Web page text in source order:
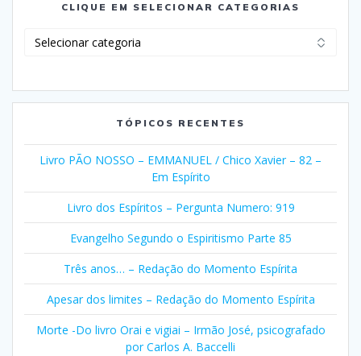
CLIQUE EM SELECIONAR CATEGORIAS
Categorias
TÓPICOS RECENTES
Livro PÃO NOSSO – EMMANUEL / Chico Xavier – 82 –
Em Espírito
Livro dos Espíritos – Pergunta Numero: 919
Evangelho Segundo o Espiritismo Parte 85
Três anos… – Redação do Momento Espírita
Apesar dos limites – Redação do Momento Espírita
Morte -Do livro Orai e vigiai – Irmão José, psicografado
por Carlos A. Baccelli